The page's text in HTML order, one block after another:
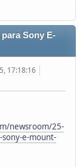
para Sony E-
17:18:16
newsroom/25-
e-mount-